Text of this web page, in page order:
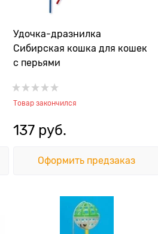
Удочка-дразнилка
Сибирская кошка для кошек
с перьями
Товар закончился
137 руб.
Оформить предзаказ